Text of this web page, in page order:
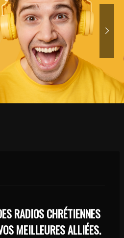
RADIOS CHRÉTIENNES
MEILLEURES ALLIÉES.